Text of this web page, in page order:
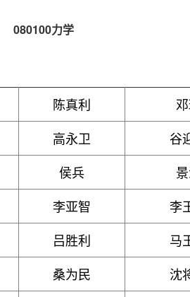
080100力学
陈真利
高永卫
谷
侯兵
李亚智
李
吕胜利
马
桑为民
沈